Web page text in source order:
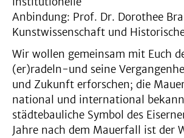
Anbindung: Prof. Dr. Dorothee
Kunstwissenschaft und
Wir wollen gemeinsam mit Euch
(er)radeln-und seine
und Zukunft erforschen; die
national und international
städtebauliche Symbol des
Jahre nach dem Mauerfall ist der